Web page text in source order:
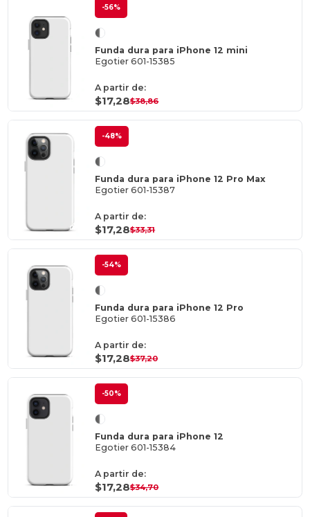
-56%
Funda dura para iPhone 12 mini
Egotier 601-15385
A partir de:
$17,28$38,86
-48%
Funda dura para iPhone 12 Pro Max
Egotier 601-15387
A partir de:
$17,28$33,31
-54%
Funda dura para iPhone 12 Pro
Egotier 601-15386
A partir de:
$17,28$37,20
-50%
Funda dura para iPhone 12
Egotier 601-15384
A partir de:
$17,28$34,70